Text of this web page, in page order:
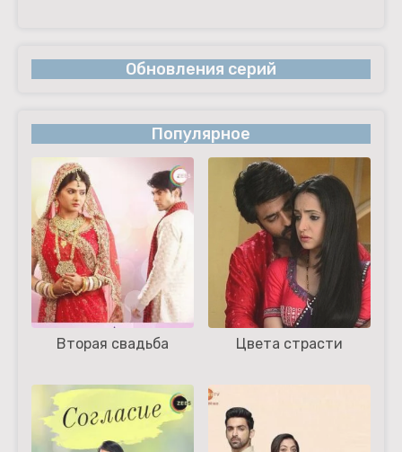
Обновления серий
Популярное
Вторая свадьба Цвета страсти